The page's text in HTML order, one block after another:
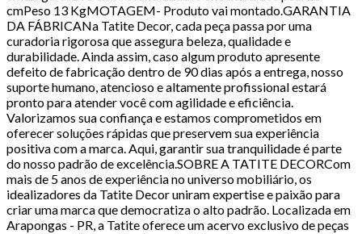
cmPeso 13 KgMOTAGEM- Produto vai montado.GARANTIA
DA FÁBRICANa Tatite Decor, cada peça passa por uma
curadoria rigorosa que assegura beleza, qualidade e
durabilidade. Ainda assim, caso algum produto apresente
defeito de fabricação dentro de 90 dias após a entrega, nosso
suporte humano, atencioso e altamente profissional estará
pronto para atender você com agilidade e eficiência.
Valorizamos sua confiança e estamos comprometidos em
oferecer soluções rápidas que preservem sua experiência
positiva com a marca. Aqui, garantir sua tranquilidade é parte
do nosso padrão de excelência.SOBRE A TATITE DECORCom
mais de 5 anos de experiência no universo mobiliário, os
idealizadores da Tatite Decor uniram expertise e paixão para
criar uma marca que democratiza o alto padrão. Localizada em
Arapongas - PR, a Tatite oferece um acervo exclusivo de peças